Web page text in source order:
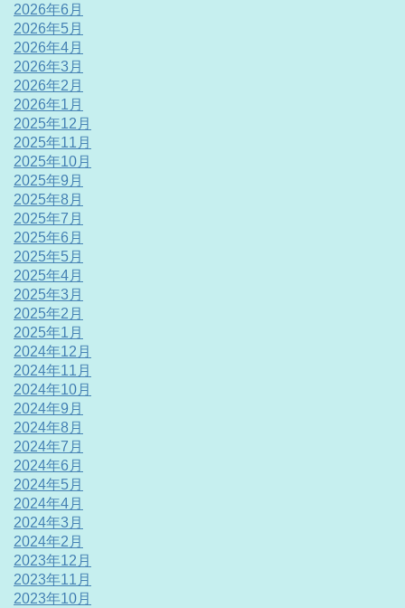
2026年6月
2026年5月
2026年4月
2026年3月
2026年2月
2026年1月
2025年12月
2025年11月
2025年10月
2025年9月
2025年8月
2025年7月
2025年6月
2025年5月
2025年4月
2025年3月
2025年2月
2025年1月
2024年12月
2024年11月
2024年10月
2024年9月
2024年8月
2024年7月
2024年6月
2024年5月
2024年4月
2024年3月
2024年2月
2023年12月
2023年11月
2023年10月